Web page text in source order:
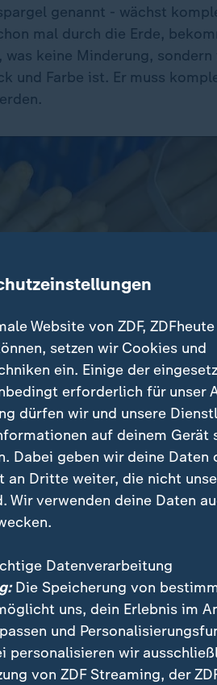
genannt - wächst
mal durch die Erde,
keine Minderung,
und Farbe ist. Er muss
gibt es den ersten Spargel.
Wie wird Spargel eigentlich
Erde, bekommt
Website von ZDF,
setzen wir Cookies und
ein. Einige der
erforderlich für unser
dürfen wir und unsere
auf deinem Gerät
Dabei geben wir deine Daten
an Dritte weiter, die nicht
Wir verwenden deine Daten
Datenverarbeitung
Die Speicherung von
uns, dein Erlebnis im
und
personalisieren wir
von ZDF Streaming, der